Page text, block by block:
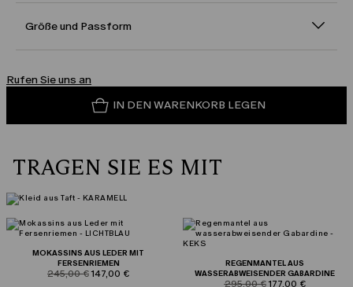
Größe und Passform
Rufen Sie uns an
IN DEN WARENKORB LEGEN
TRAGEN SIE ES MIT
MOKASSINS AUS LEDER MIT
FERSENRIEMEN
product.price.original
245,00 €product.price.sale
147,00 €
REGENMANTEL AUS
WASSERABWEISENDER GABARDINE
product.price.original
295,00 €product.price.sale
177,00 €